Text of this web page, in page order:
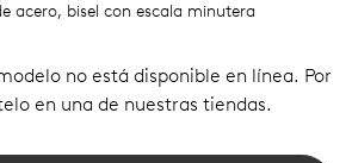
acero, bisel con escala minutera
no está disponible en línea. Por
en una de nuestras tiendas.